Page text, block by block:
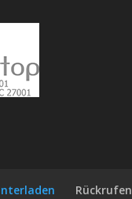
Rückrufen